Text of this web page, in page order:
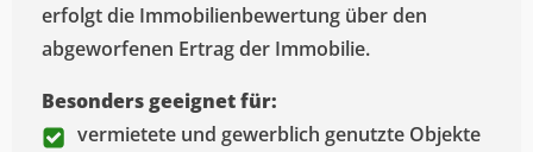
erfolgt die Immobilienbewertung über den
abgeworfenen Ertrag der Immobilie.
Besonders geeignet für:
vermietete und gewerblich genutzte Objekte